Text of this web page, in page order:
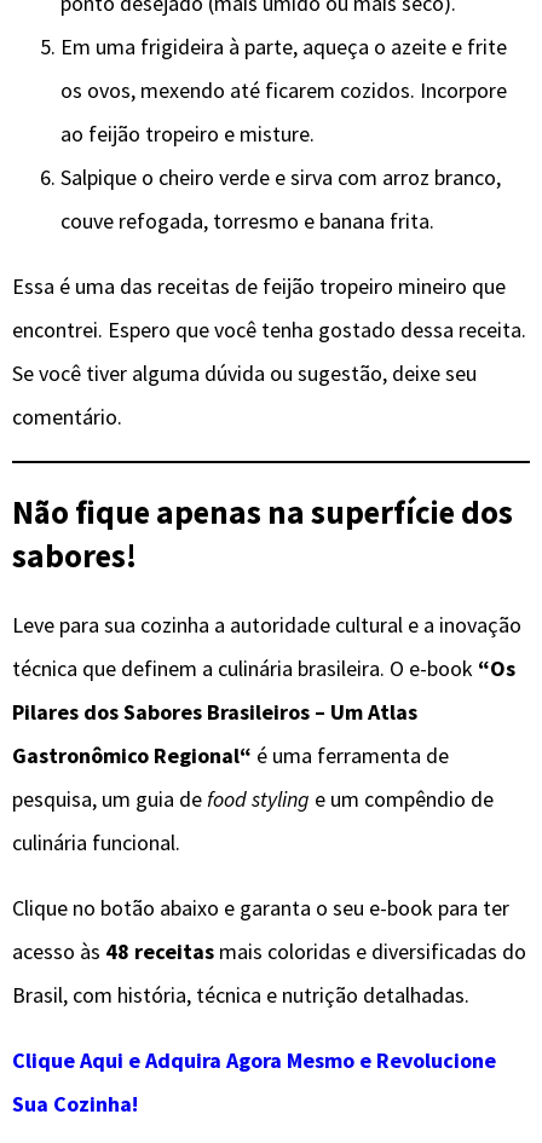
Em uma frigideira à parte, aqueça o azeite e frite
os ovos, mexendo até ficarem cozidos. Incorpore
ao feijão tropeiro e misture.
Salpique o cheiro verde e sirva com arroz branco,
couve refogada, torresmo e banana frita.
Essa é uma das receitas de feijão tropeiro mineiro que
encontrei. Espero que você tenha gostado dessa receita.
Se você tiver alguma dúvida ou sugestão, deixe seu
comentário.
Não fique apenas na superfície dos
sabores!
Leve para sua cozinha a autoridade cultural e a inovação
técnica que definem a culinária brasileira. O e-book “Os
Pilares dos Sabores Brasileiros – Um Atlas
Gastronômico Regional“ é uma ferramenta de
pesquisa, um guia defood styling e um compêndio de
culinária funcional.
Clique no botão abaixo e garanta o seu e-book para ter
acesso às 48 receitas mais coloridas e diversificadas do
Brasil, com história, técnica e nutrição detalhadas.
Clique Aqui eAdquira Agora Mesmo e Revolucione
Sua Cozinha!